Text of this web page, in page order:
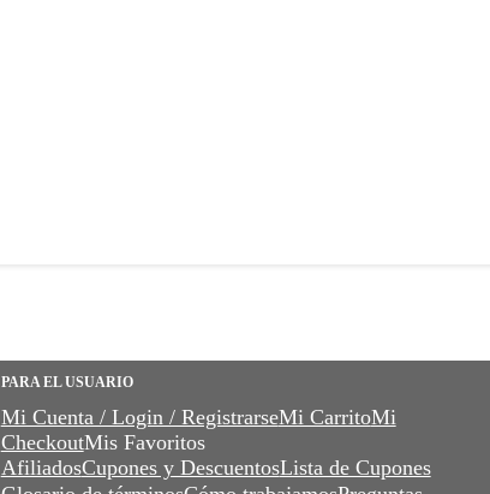
PARA EL USUARIO
Mi Cuenta / Login / RegistrarseMi CarritoMi
CheckoutMis Favoritos
AfiliadosCupones y DescuentosLista de Cupones